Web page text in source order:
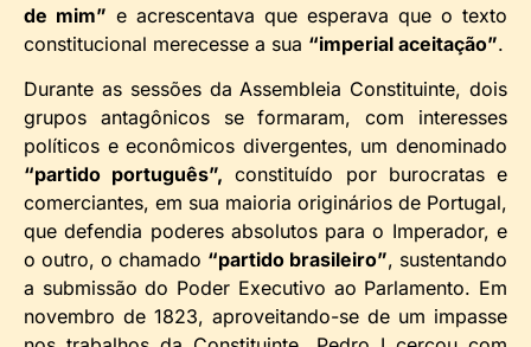
de mim” e acrescentava que esperava que o texto
constitucional merecesse a sua “imperial aceitação”.
Durante as sessões da Assembleia Constituinte, dois
grupos antagônicos se formaram, com interesses
políticos e econômicos divergentes, um denominado
“partido português”, constituído por burocratas e
comerciantes, em sua maioria originários de Portugal,
que defendia poderes absolutos para o Imperador, e
o outro, o chamado “partido brasileiro”, sustentando
a submissão do Poder Executivo ao Parlamento. Em
novembro de 1823, aproveitando-se de um impasse